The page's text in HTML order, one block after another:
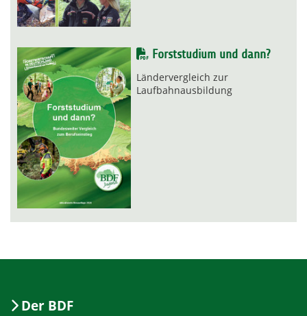
Forststudium und dann?
Ländervergleich zur
Laufbahnausbildung
Der BDF